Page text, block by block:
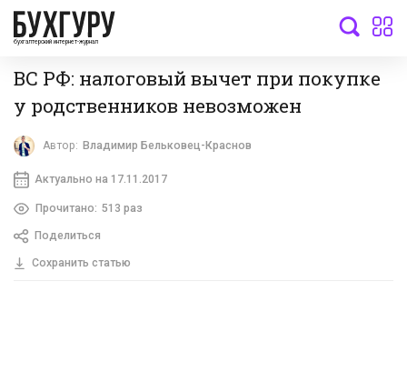
бухгалтерский интернет-журнал
ВС РФ: налоговый вычет при покупке
у родственников невозможен
Автор: Владимир Бельковец-Краснов
Актуально на 17.11.2017
Прочитано: 513 раз
Поделиться
Сохранить статью